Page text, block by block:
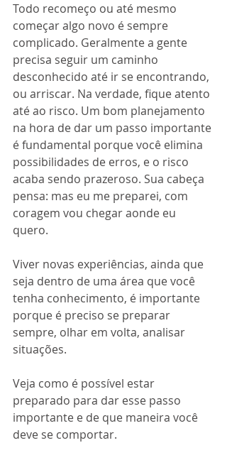
Todo recomeço ou até mesmo
começar algo novo é sempre
complicado. Geralmente a gente
precisa seguir um caminho
desconhecido até ir se encontrando,
ou arriscar. Na verdade, fique atento
até ao risco. Um bom planejamento
na hora de dar um passo importante
é fundamental porque você elimina
possibilidades de erros, e o risco
acaba sendo prazeroso. Sua cabeça
pensa: mas eu me preparei, com
coragem vou chegar aonde eu
quero.
Viver novas experiências, ainda que
seja dentro de uma área que você
tenha conhecimento, é importante
porque é preciso se preparar
sempre, olhar em volta, analisar
situações.
Veja como é possível estar
preparado para dar esse passo
importante e de que maneira você
deve se comportar.